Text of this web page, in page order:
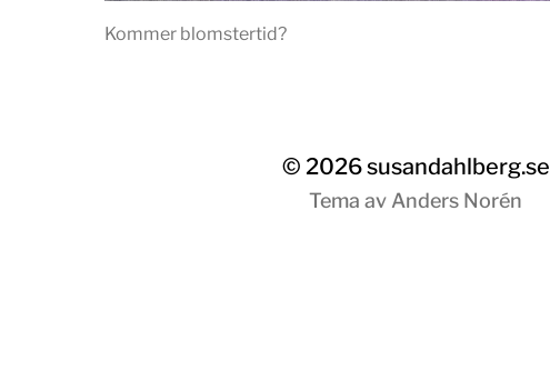
Kommer blomstertid?
© 2026susandahlberg.se
Tema av Anders Norén